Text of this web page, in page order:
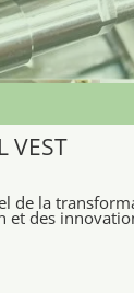
VEST
de la
et des